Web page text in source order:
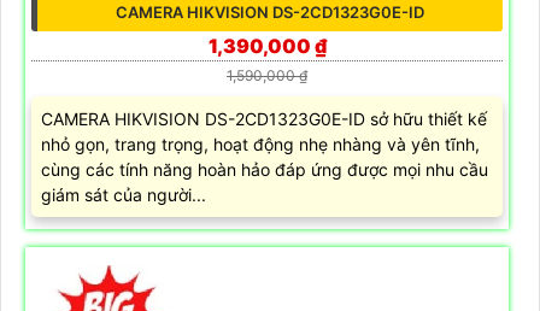
CAMERA HIKVISION DS-2CD1323G0E-ID
1,390,000 ₫
1,590,000 ₫
CAMERA HIKVISION DS-2CD1323G0E-ID sở hữu thiết kế
nhỏ gọn, trang trọng, hoạt động nhẹ nhàng và yên tĩnh,
cùng các tính năng hoàn hảo đáp ứng được mọi nhu cầu
giám sát của người...